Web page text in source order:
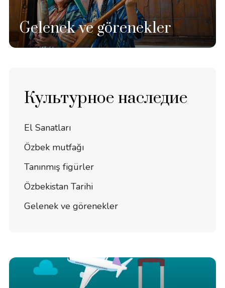
Gelenek ve görenekler
Культурное наследие
El Sanatları
Özbek mutfağı
Tanınmış figürler
Özbekistan Tarihi
Gelenek ve görenekler